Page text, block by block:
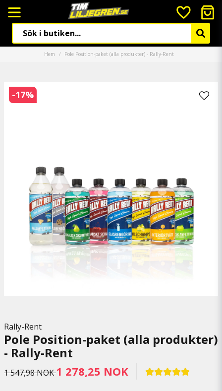
Hem Pole Position-paket (alla produkter) - Rally-Rent
-17%
Rally-Rent
Pole Position-paket (alla produkter)
- Rally-Rent
1 547,98 NOK1 278,25 NOK